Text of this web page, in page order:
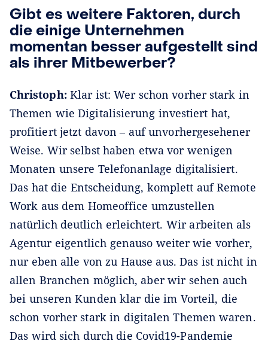
Gibt es weitere Faktoren, durch
die einige Unternehmen
momentan besser aufgestellt sind
als ihrer Mitbewerber?
Christoph:Klar ist: Wer schon vorher stark in
Themen wie Digitalisierung investiert hat,
profitiert jetzt davon – auf unvorhergesehener
Weise. Wir selbst haben etwa vor wenigen
Monaten unsere Telefonanlage digitalisiert.
Das hat die Entscheidung, komplett auf Remote
Work aus dem Homeoffice umzustellen
natürlich deutlich erleichtert. Wir arbeiten als
Agentur eigentlich genauso weiter wie vorher,
nur eben alle von zu Hause aus. Das ist nicht in
allen Branchen möglich, aber wir sehen auch
bei unseren Kunden klar die im Vorteil, die
schon vorher stark in digitalen Themen waren.
Das wird sich durch die Covid19-Pandemie